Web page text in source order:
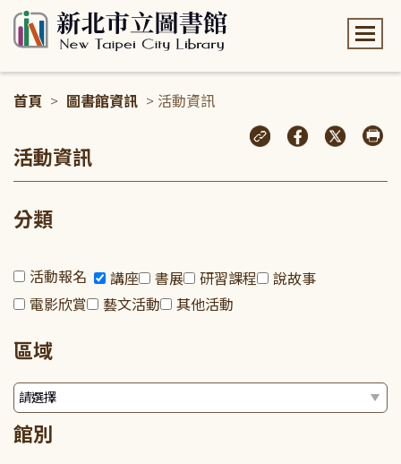
首頁 > 圖書館資訊 > 活動資訊
活動資訊
分類
活動報名 講座 書展 研習課程
說故事
電影欣賞
藝文活動 其他活動
區域
館別